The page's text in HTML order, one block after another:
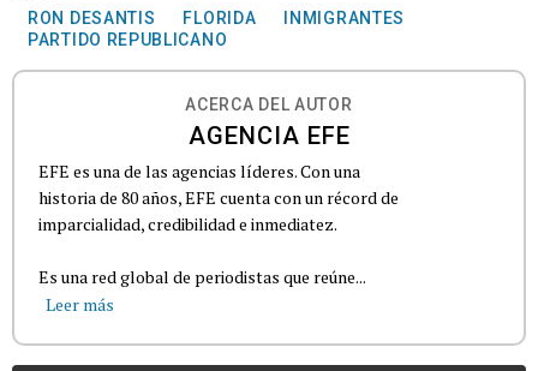
RON DESANTIS FLORIDA
INMIGRANTES
PARTIDO REPUBLICANO
ACERCA DEL AUTOR
AGENCIA EFE
EFE es una de las agencias líderes. Con una
historia de 80 años, EFE cuenta con un récord de
imparcialidad, credibilidad e inmediatez.
Es una red global de periodistas que reúne...
Leer más